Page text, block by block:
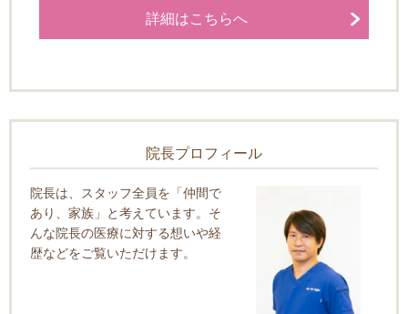
詳細はこちらへ
院長プロフィール
院長は、スタッフ全員を「仲間で
あり、家族」と考えています。そ
んな院長の医療に対する想いや経
歴などをご覧いただけます。